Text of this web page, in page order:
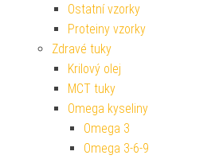
Ostatní vzorky
Proteiny vzorky
Zdravé tuky
Krilový olej
MCT tuky
Omega kyseliny
Omega 3
Omega 3-6-9